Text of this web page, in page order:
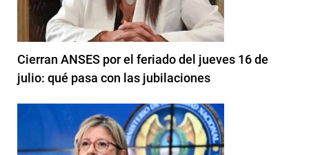
Cierran ANSES por el feriado del jueves 16 de
julio: qué pasa con las jubilaciones